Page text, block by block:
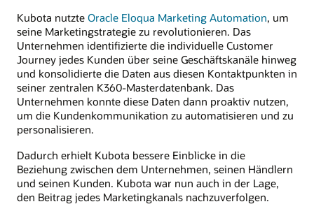
Kubota nutzte Oracle Eloqua Marketing Automation, um
seine Marketingstrategie zu revolutionieren. Das
Unternehmen identifizierte die individuelle Customer
Journey jedes Kunden über seine Geschäftskanäle hinweg
und konsolidierte die Daten aus diesen Kontaktpunkten in
seiner zentralen K360-Masterdatenbank. Das
Unternehmen konnte diese Daten dann proaktiv nutzen,
um die Kundenkommunikation zu automatisieren und zu
personalisieren.
Dadurch erhielt Kubota bessere Einblicke in die
Beziehung zwischen dem Unternehmen, seinen Händlern
und seinen Kunden. Kubota war nun auch in der Lage,
den Beitrag jedes Marketingkanals nachzuverfolgen.